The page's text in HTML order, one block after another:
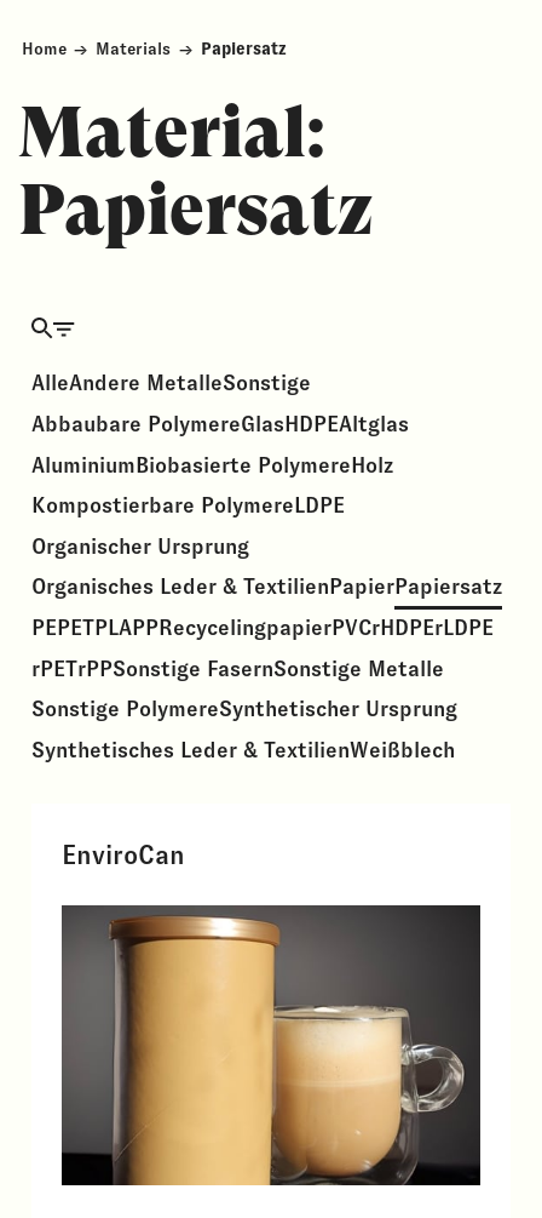
Home → Materials → Papiersatz
Material:
Papiersatz
AlleAndere MetalleSonstige
Abbaubare PolymereGlasHDPEAltglas
AluminiumBiobasierte PolymereHolz
Kompostierbare Polymere LDPE
Organischer Ursprung
Organisches Leder & Textilien PapierPapiersatz
PE PETPLAPPRecycelingpapierPVCrHDPErLDPE
rPETrPPSonstige FasernSonstige Metalle
Sonstige PolymereSynthetischer Ursprung
Synthetisches Leder & TextilienWeißblech
EnviroCan